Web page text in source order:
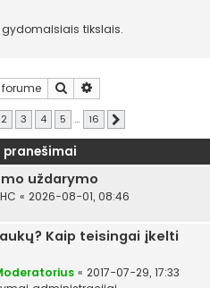
tikslais.
Ieškoti
iš 16
2 3 4 5 … 16
pranešimai
uždarymo
« 2026-08-01, 08:46
Kaip teisingai įkelti
« 2017-07-29, 17:33